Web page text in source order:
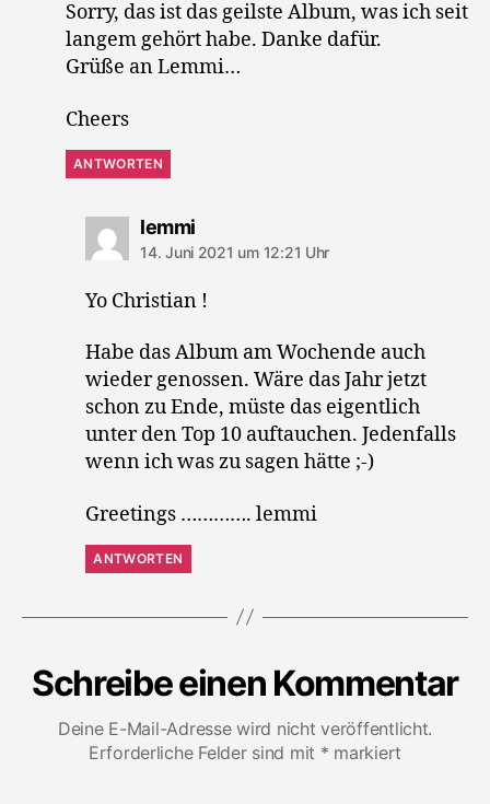
Sorry, das ist das geilste Album, was ich seit
langem gehört habe. Danke dafür.
Grüße an Lemmi…
Cheers
ANTWORTEN
lemmisagt:
14. Juni 2021 um 12:21 Uhr
Yo Christian !
Habe das Album am Wochende auch
wieder genossen. Wäre das Jahr jetzt
schon zu Ende, müste das eigentlich
unter den Top 10 auftauchen. Jedenfalls
wenn ich was zu sagen hätte ;-)
Greetings …………. lemmi
ANTWORTEN
Schreibe einen Kommentar
Deine E-Mail-Adresse wird nicht veröffentlicht.
Erforderliche Felder sind mit * markiert